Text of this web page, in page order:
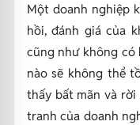
Một doanh nghiệp
hồi, đánh giá của
cũng như không có
nào sẽ không thể
thấy bất mãn và
tranh của doanh